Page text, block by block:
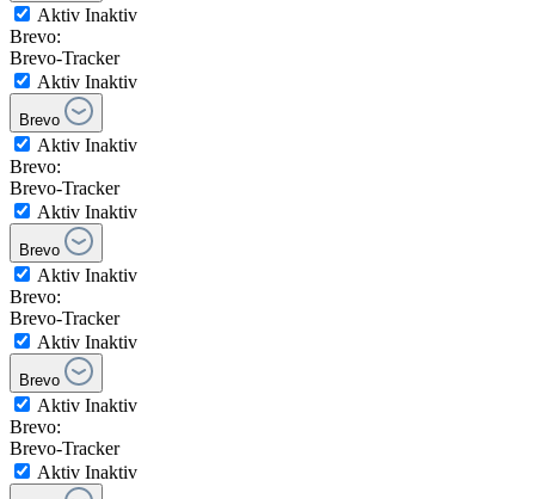
Aktiv Inaktiv
Brevo:
Brevo-Tracker
Aktiv Inaktiv
Brevo
Aktiv Inaktiv
Brevo:
Brevo-Tracker
Aktiv Inaktiv
Brevo
Aktiv Inaktiv
Brevo:
Brevo-Tracker
Aktiv Inaktiv
Brevo
Aktiv Inaktiv
Brevo:
Brevo-Tracker
Aktiv Inaktiv